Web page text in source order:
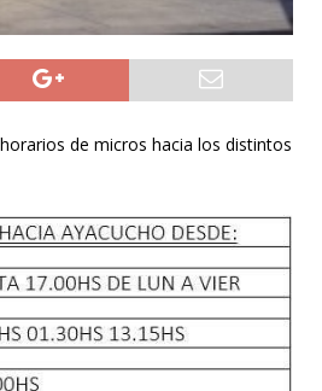
de micros hacia los distintos